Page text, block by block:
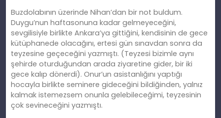
Buzdolabının üzerinde Nihan’dan bir not buldum.
Duygu’nun haftasonuna kadar gelmeyeceğini,
sevgilisiyle birlikte Ankara’ya gittiğini, kendisinin de gece
kütüphanede olacağını, ertesi gün sınavdan sonra da
teyzesine geçeceğini yazmıştı. (Teyzesi bizimle aynı
şehirde oturduğundan arada ziyaretine gider, bir iki
gece kalıp dönerdi). Onur’un asistanlığını yaptığı
hocayla birlikte seminere gideceğini bildiğinden, yalnız
kalmak istemezsem onunla gelebileceğimi, teyzesinin
çok sevineceğini yazmıştı.